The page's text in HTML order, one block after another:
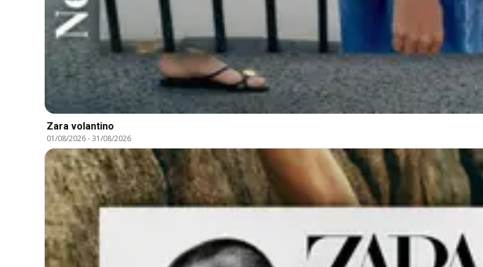
Zara volantino
01/08/2026-31/08/2026